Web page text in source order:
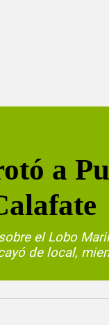
a
el Lobo
de local,